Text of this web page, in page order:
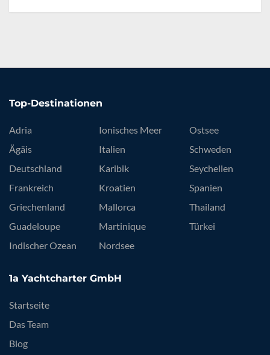
Top-Destinationen
Adria
Ägäis
Deutschland
Frankreich
Griechenland
Guadeloupe
Indischer Ozean
Ionisches Meer
Italien
Karibik
Kroatien
Mallorca
Martinique
Nordsee
Ostsee
Schweden
Seychellen
Spanien
Thailand
Türkei
1a Yachtcharter GmbH
Startseite
Das Team
Blog